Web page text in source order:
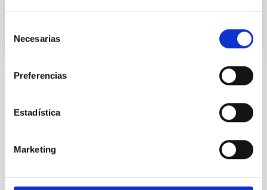
Necesarias
Preferencias
Estadística
Marketinglooking for people with
talent.